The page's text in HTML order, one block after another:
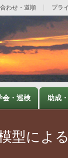
わせ・道順 プラ
会・巡検 助成
型によ